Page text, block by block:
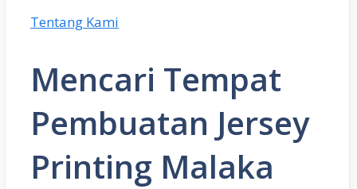
Tentang Kami
Mencari Tempat
Pembuatan Jersey
Printing Malaka